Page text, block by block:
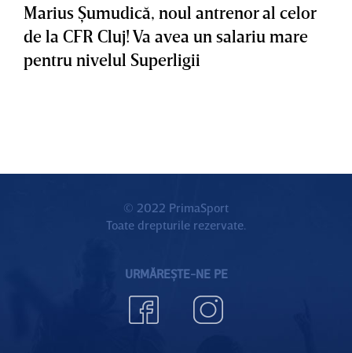
Marius Şumudică, noul antrenor al celor
de la CFR Cluj! Va avea un salariu mare
pentru nivelul Superligii
© 2022 PrimaSport
Toate drepturile rezervate.
URMĂREȘTE-NE PE